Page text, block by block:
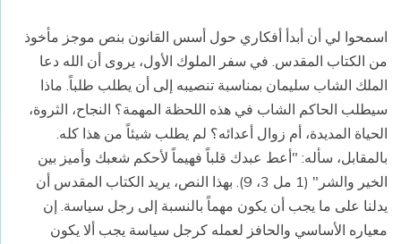
اسمحوا لي أن أبدأ أفكاري حول أسس القانون بنص موجز مأخوذ
من الكتاب المقدس. في سفر الملوك الأول، يروى أن الله دعا
الملك الشاب سليمان بمناسبة تنصيبه إلى أن يطلب طلباً. ماذا
سيطلب الحاكم الشاب في هذه اللحظة المهمة؟ النجاح، الثروة،
الحياة المديدة، أم زوال أعدائه؟ لم يطلب شيئاً من هذا كله.
بالمقابل، سأله: "أعط عبدك قلباً فهيماً لأحكم شعبك وأميز بين
الخير والشر" (1 مل 3، 9). بهذا النص، يريد الكتاب المقدس أن
يدلنا على ما يجب أن يكون مهماً بالنسبة إلى رجل سياسة. إن
معياره الأساسي والحافز لعمله كرجل سياسة يجب ألا يكون